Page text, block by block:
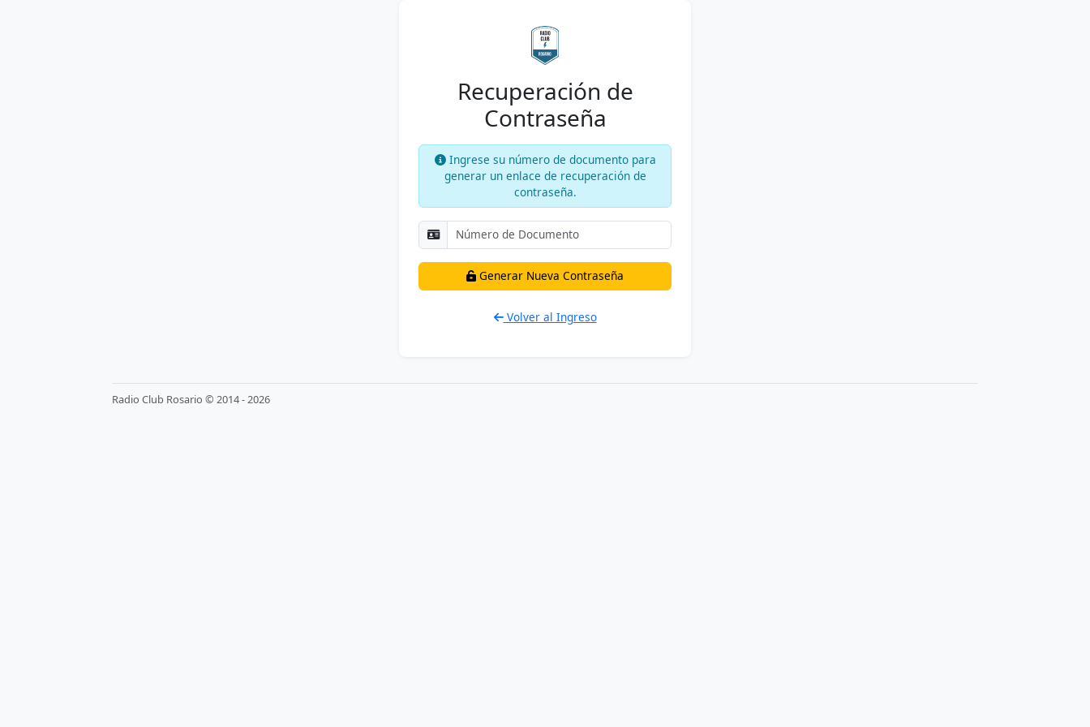
Recuperación de
Contraseña
Ingrese su número de documento para
generar un enlace de recuperación de
contraseña.
Generar Nueva Contraseña
Volver al Ingreso
Radio Club Rosario © 2014 - 2026